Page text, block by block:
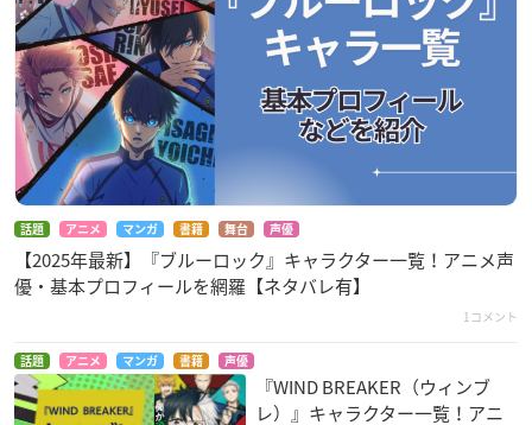
話題 アニメ マンガ 書籍 舞台 声優
【2025年最新】『ブルーロック』キャラクター一覧！アニメ声
優・基本プロフィールを網羅【ネタバレ有】
1コメント
話題 アニメ マンガ 書籍 声優
『WIND BREAKER（ウィンブ
レ）』キャラクター一覧！アニ